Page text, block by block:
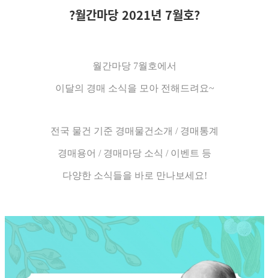
?월간마당 2021년 7월호?
월간마당 7월호에서
이달의 경매 소식을 모아 전해드려요~
전국 물건 기준 경매물건소개 / 경매통계
경매용어 / 경매마당 소식 / 이벤트 등
다양한 소식들을 바로 만나보세요!